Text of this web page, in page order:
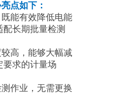
点如下：
能有效降低电能
长期批量检测
高，能够大幅减
要求的计量场
作业，无需更换